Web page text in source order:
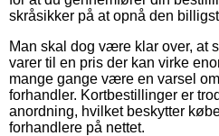
skråsikker på at opnå den
Man skal dog være klar over, at
varer til en pris der kan virke
mange gange være en varsel
forhandler. Kortbestillinger er
anordning, hvilket beskytter
forhandlere på nettet.